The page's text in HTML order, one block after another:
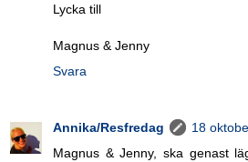
Lycka till
Magnus & Jenny
Svara
Annika/Resfredag
18
Magnus & Jenny, ska genast